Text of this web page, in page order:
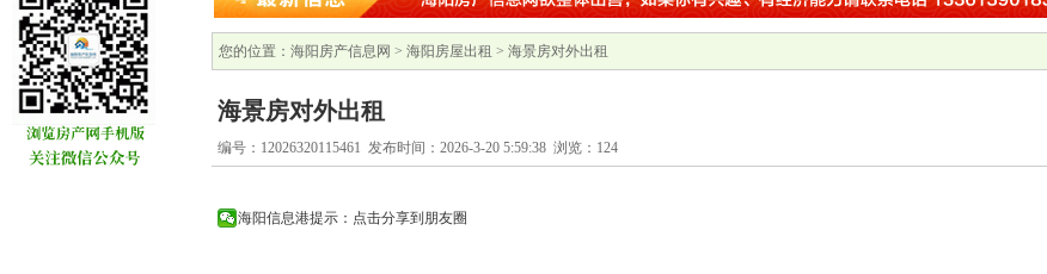
您的位置： 海阳房产信息网 > 海阳房屋出租 > 海景房对外出租
海景房对外出租
编号：12026320115461 发布时间：2026-3-20 5:59:38 浏览： 124
海阳信息港提示：点击分享到朋友圈